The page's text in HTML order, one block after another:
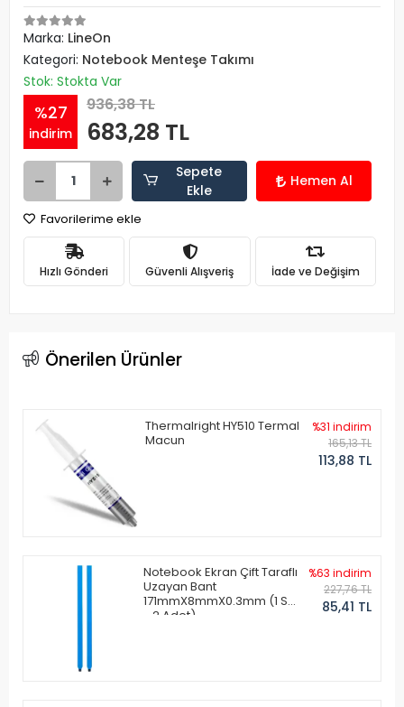
Marka: LineOn
Kategori: Notebook Menteşe Takımı
Stok: Stokta Var
%27
indirim
936,38 TL
683,28 TL
Sepete
Ekle
Hemen Al
Favorilerime ekle
Hızlı Gönderi Güvenli Alışveriş İade ve Değişim
Önerilen Ürünler
Thermalright HY510 Termal
Macun
%31 indirim
165,13 TL
113,88 TL
Notebook Ekran Çift Taraflı
Uzayan Bant
171mmX8mmX0.3mm (1 Set
- 2 Adet)
%63 indirim
227,76 TL
85,41 TL